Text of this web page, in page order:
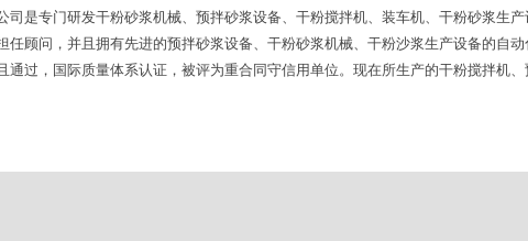
是专门研发干粉砂浆机械、预拌砂浆设备、干粉搅拌机、装车机、干粉砂浆生
顾问，并且拥有先进的预拌砂浆设备、干粉砂浆机械、干粉沙浆生产设备的自
过，国际质量体系认证，被评为重合同守信用单位。现在所生产的干粉搅拌机